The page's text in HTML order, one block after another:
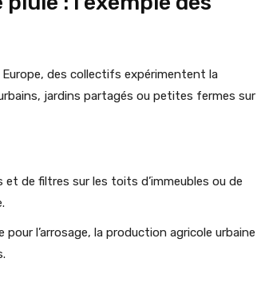
Europe, des collectifs expérimentent la
jardins partagés ou petites fermes sur
de filtres sur les toits d’immeubles ou de
l’arrosage, la production agricole urbaine